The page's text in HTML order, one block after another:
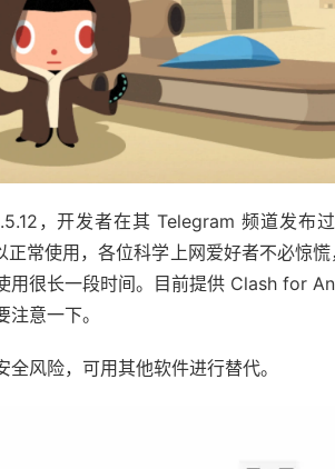
，开发者在其 Telegram 频道发布
常使用，各位科学上网爱好者不必惊慌
用很长一段时间。目前提供 Clash for
意一下。
风险，可用其他软件进行替代。